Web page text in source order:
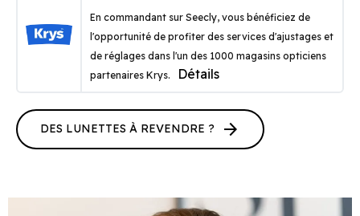
En commandant sur Seecly, vous bénéficiez de
l'opportunité de profiter des services d'ajustages et
de réglages dans l'un des 1000 magasins opticiens
partenaires Krys.
Détails
DES LUNETTES À REVENDRE ? arrow_forward